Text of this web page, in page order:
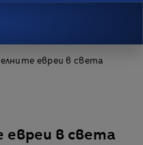
евреи в света
евреи в света